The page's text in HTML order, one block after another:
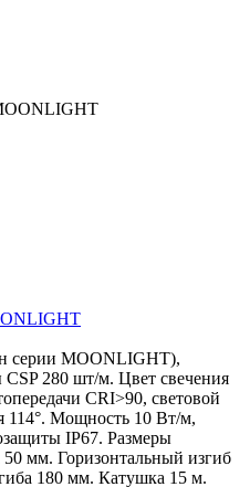
серии MOONLIGHT),
280 шт/м. Цвет свечения
CRI>90, световой
114°. Мощность 10 Вт/м,
IP67. Размеры
мм. Горизонтальный изгиб
180 мм. Катушка 15 м.